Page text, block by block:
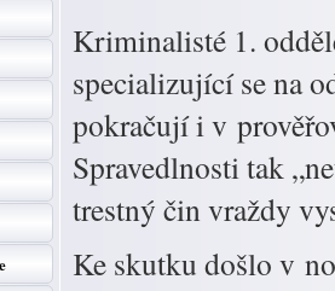
Kriminalisté 1.
specializující se na
pokračují i v
Spravedlnosti tak
trestný čin vraždy
Ke skutku došlo v